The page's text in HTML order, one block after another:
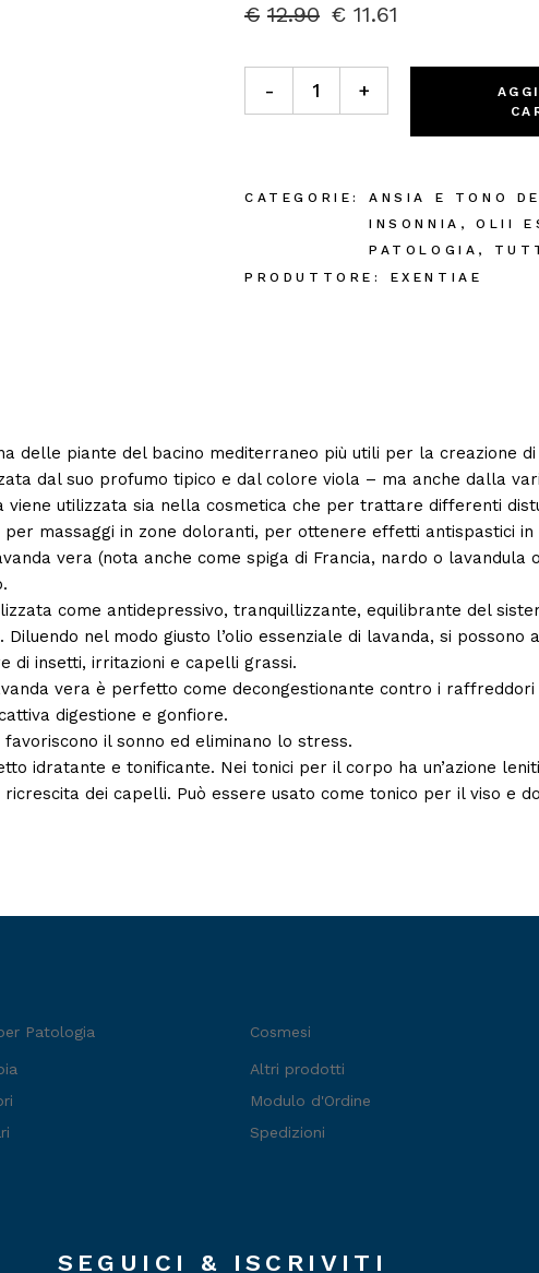
€ 12.90
IL
ORIGINALE
ERA:
€12.90.
€ 11.61
IL
ATTUALE
€11.61.
Olio Essenziale di Lavanda
- +
CATEGORIE: ANSIA E TONO
INSONNIA ,OLII
PATOLOGIA ,
PRODUTTORE:
EXENTIAE
delle piante del bacino mediterraneo più utili per la creazione
dal suo profumo tipico e dal colore viola – ma anche dalla
utilizzata sia nella cosmetica che per trattare differenti
per massaggi in zone doloranti, per ottenere effetti antispastici
vera (nota anche come spiga di Francia, nardo o lavandula
come antidepressivo, tranquillizzante, equilibrante del
nel modo giusto l’olio essenziale di lavanda, si
di insetti, irritazioni e capelli grassi.
vera è perfetto come decongestionante contro i
digestione e gonfiore.
il sonno ed eliminano lo stress.
idratante e tonificante. Nei tonici per il corpo ha un’azione
dei capelli. Può essere usato come tonico per il viso e
Patologia Cosmesi
Altri prodotti
Modulo d'Ordine
Spedizioni
SEGUICI & ISCRIVITI